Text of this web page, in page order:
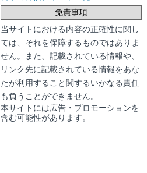
免責事項
当サイトにおける内容の正確性に関し
ては、それを保障するものではありま
せん。また、記載されている情報や、
リンク先に記載されている情報をあな
たが利用すること関するいかなる責任
も負うことができません。
本サイトには広告・プロモーションを
含む可能性があります。